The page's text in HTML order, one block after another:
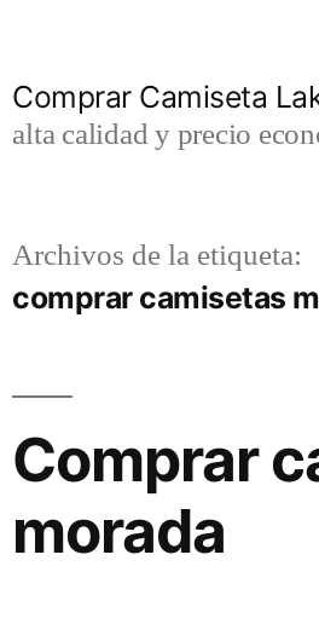
Comprar Camiseta
alta calidad y precio
Archivos de la etiqueta:
comprar camisetas
Comprar
morada